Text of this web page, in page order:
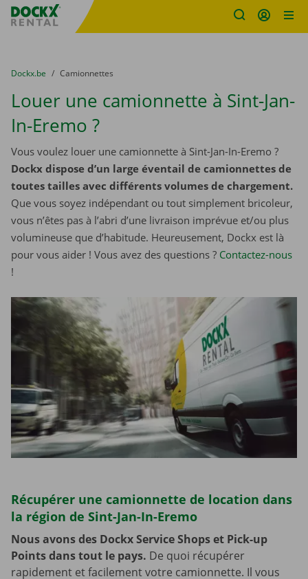
sitename
You are here:
du
Dockx.be to
Camionnettes
Louer une camionnette à Sint-Jan-
In-Eremo ?
Vous voulez louer une camionnette à Sint-Jan-In-Eremo ?
Dockx dispose d’un large éventail de camionnettes de
toutes tailles avec différents volumes de chargement.
Que vous soyez indépendant ou tout simplement bricoleur,
vous n’êtes pas à l’abri d’une livraison imprévue et/ou plus
volumineuse que d’habitude. Heureusement, Dockx est là
pour vous aider ! Vous avez des questions ? Contactez-nous
!
Récupérer une camionnette de location dans
la région de Sint-Jan-In-Eremo
Nous avons des Dockx Service Shops et Pick-up
Points dans tout le pays. De quoi récupérer
rapidement et facilement votre camionnette. Il vous